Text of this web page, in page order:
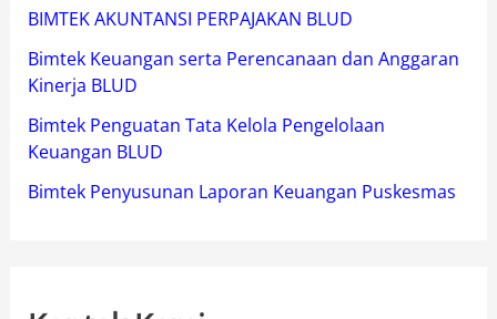
BIMTEK AKUNTANSI PERPAJAKAN BLUD
Bimtek Keuangan serta Perencanaan dan Anggaran
Kinerja BLUD
Bimtek Penguatan Tata Kelola Pengelolaan
Keuangan BLUD
Bimtek Penyusunan Laporan Keuangan Puskesmas